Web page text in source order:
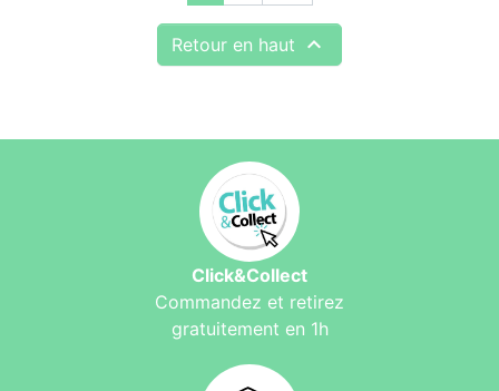
Retour en haut 
Click&Collect
Commandez et retirez
gratuitement en 1h